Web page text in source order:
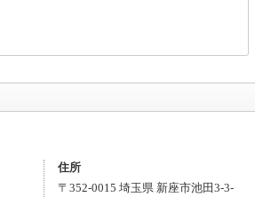
住所
〒 352-0015 埼玉県 新座市池田3-3-